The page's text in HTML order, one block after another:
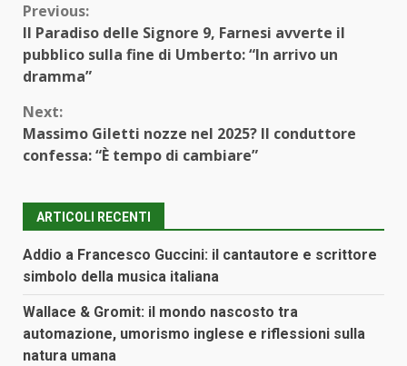
Continue
Reading
Previous:
Il Paradiso delle Signore 9, Farnesi avverte il
pubblico sulla fine di Umberto: “In arrivo un
dramma”
Next:
Massimo Giletti nozze nel 2025? Il conduttore
confessa: “È tempo di cambiare”
ARTICOLI RECENTI
Addio a Francesco Guccini: il cantautore e scrittore
simbolo della musica italiana
Wallace & Gromit: il mondo nascosto tra
automazione, umorismo inglese e riflessioni sulla
natura umana